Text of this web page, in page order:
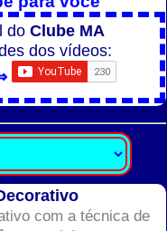
doClube MA
dos vídeos:
com a técnica de